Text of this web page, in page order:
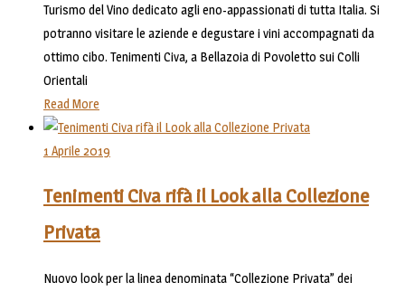
Turismo del Vino dedicato agli eno-appassionati di tutta Italia. Si
potranno visitare le aziende e degustare i vini accompagnati da
ottimo cibo. Tenimenti Civa, a Bellazoia di Povoletto sui Colli
Orientali
Read More
1 Aprile 2019
Tenimenti Civa rifà il Look alla Collezione
Privata
Nuovo look per la linea denominata “Collezione Privata” dei